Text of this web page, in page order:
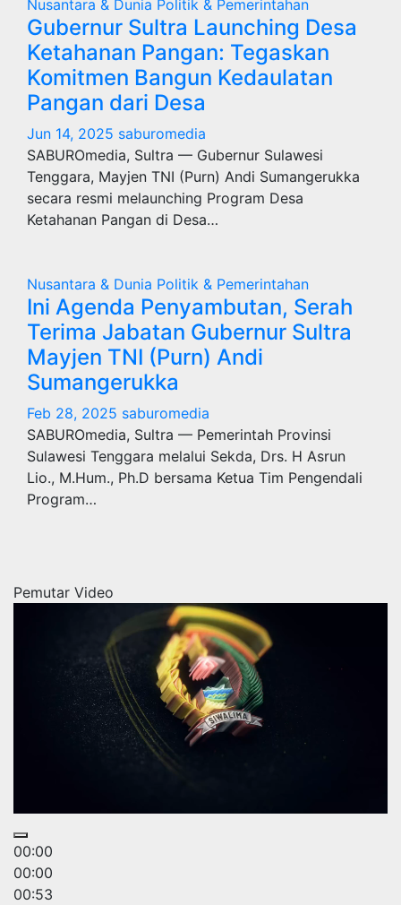
Nusantara & Dunia Politik & Pemerintahan
Gubernur Sultra Launching Desa
Ketahanan Pangan: Tegaskan
Komitmen Bangun Kedaulatan
Pangan dari Desa
Jun 14, 2025 saburomedia
SABUROmedia, Sultra — Gubernur Sulawesi
Tenggara, Mayjen TNI (Purn) Andi Sumangerukka
secara resmi melaunching Program Desa
Ketahanan Pangan di Desa…
Nusantara & Dunia Politik & Pemerintahan
Ini Agenda Penyambutan, Serah
Terima Jabatan Gubernur Sultra
Mayjen TNI (Purn) Andi
Sumangerukka
Feb 28, 2025 saburomedia
SABUROmedia, Sultra — Pemerintah Provinsi
Sulawesi Tenggara melalui Sekda, Drs. H Asrun
Lio., M.Hum., Ph.D bersama Ketua Tim Pengendali
Program…
Pemutar Video
00:00
00:00
00:53